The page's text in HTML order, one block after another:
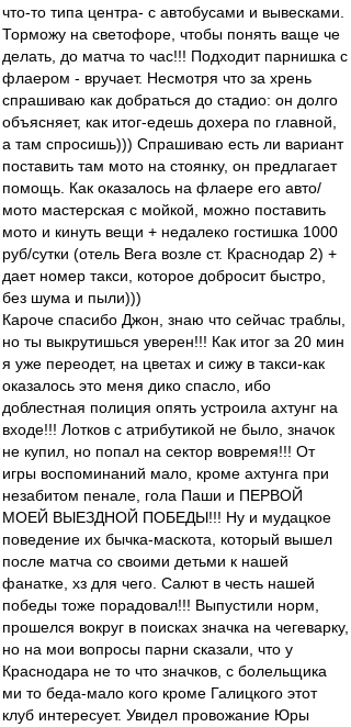
что-то типа центра- с автобусами и вывесками.
Торможу на светофоре, чтобы понять ваще че
делать, до матча то час!!! Подходит парнишка с
флаером - вручает. Несмотря что за хрень
спрашиваю как добраться до стадио: он долго
объясняет, как итог-едешь дохера по главной,
а там спросишь))) Спрашиваю есть ли вариант
поставить там мото на стоянку, он предлагает
помощь. Как оказалось на флаере его авто/
мото мастерская с мойкой, можно поставить
мото и кинуть вещи + недалеко гостишка 1000
руб/сутки (отель Вега возле ст. Краснодар 2) +
дает номер такси, которое добросит быстро,
без шума и пыли)))
Кароче спасибо Джон, знаю что сейчас траблы,
но ты выкрутишься уверен!!! Как итог за 20 мин
я уже переодет, на цветах и сижу в такси-как
оказалось это меня дико спасло, ибо
доблестная полиция опять устроила ахтунг на
входе!!! Лотков с атрибутикой не было, значок
не купил, но попал на сектор вовремя!!! От
игры воспоминаний мало, кроме ахтунга при
незабитом пенале, гола Паши и ПЕРВОЙ
МОЕЙ ВЫЕЗДНОЙ ПОБЕДЫ!!! Ну и мудацкое
поведение их бычка-маскота, который вышел
после матча со своими детьми к нашей
фанатке, хз для чего. Салют в честь нашей
победы тоже порадовал!!! Выпустили норм,
прошелся вокруг в поисках значка на чегеварку,
но на мои вопросы парни сказали, что у
Краснодара не то что значков, с болельщика
ми то беда-мало кого кроме Галицкого этот
клуб интересует. Увидел провожание Юры